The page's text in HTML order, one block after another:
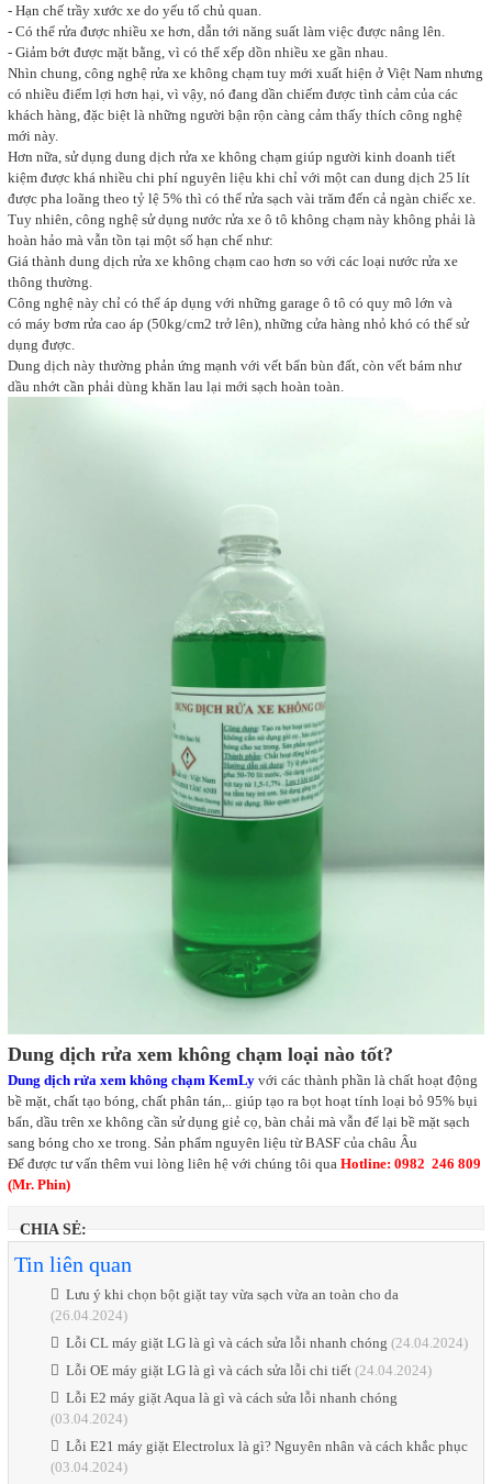
- Hạn chế trầy xước xe do yếu tố chủ quan.
- Có thể rửa được nhiều xe hơn, dẫn tới năng suất làm việc được nâng lên.
- Giảm bớt được mặt bằng, vì có thể xếp dồn nhiều xe gần nhau.
Nhìn chung, công nghệ rửa xe không chạm tuy mới xuất hiện ở Việt Nam nhưng
có nhiều điểm lợi hơn hại, vì vậy, nó đang dần chiếm được tình cảm của các
khách hàng, đặc biệt là những người bận rộn càng cảm thấy thích công nghệ
mới này.
Hơn nữa, sử dụng dung dịch rửa xe không chạm giúp người kinh doanh tiết
kiệm được khá nhiều chi phí nguyên liệu khi chỉ với một can dung dịch 25 lít
được pha loãng theo tỷ lệ 5% thì có thể rửa sạch vài trăm đến cả ngàn chiếc xe.
Tuy nhiên, công nghệ sử dụng nước rửa xe ô tô không chạm này không phải là
hoàn hảo mà vẫn tồn tại một số hạn chế như:
Giá thành dung dịch rửa xe không chạm cao hơn so với các loại nước rửa xe
thông thường.
Công nghệ này chỉ có thể áp dụng với những garage ô tô có quy mô lớn và
có máy bơm rửa cao áp (50kg/cm2 trở lên), những cửa hàng nhỏ khó có thể sử
dụng được.
Dung dịch này thường phản ứng mạnh với vết bẩn bùn đất, còn vết bám như
dầu nhớt cần phải dùng khăn lau lại mới sạch hoàn toàn.
Dung dịch rửa xem không chạm loại nào tốt?
Dung dịch rửa xem không chạm KemLyvới các thành phần là chất hoạt động
bề mặt, chất tạo bóng, chất phân tán,.. giúp tạo ra bọt hoạt tính loại bỏ 95% bụi
bẩn, dầu trên xe không cần sử dụng giẻ cọ, bàn chải mà vẫn để lại bề mặt sạch
sang bóng cho xe trong. Sản phẩm nguyên liệu từ BASF của châu Âu
Để được tư vấn thêm vui lòng liên hệ với chúng tôi qua Hotline: 0982 246 809
(Mr. Phin)
CHIA SẺ:
Tin liên quan
Lưu ý khi chọn bột giặt tay vừa sạch vừa an toàn cho da
(26.04.2024)
Lỗi CL máy giặt LG là gì và cách sửa lỗi nhanh chóng (24.04.2024)
Lỗi OE máy giặt LG là gì và cách sửa lỗi chi tiết(24.04.2024)
Lỗi E2 máy giặt Aqua là gì và cách sửa lỗi nhanh chóng
(03.04.2024)
Lỗi E21 máy giặt Electrolux là gì? Nguyên nhân và cách khắc phục
(03.04.2024)